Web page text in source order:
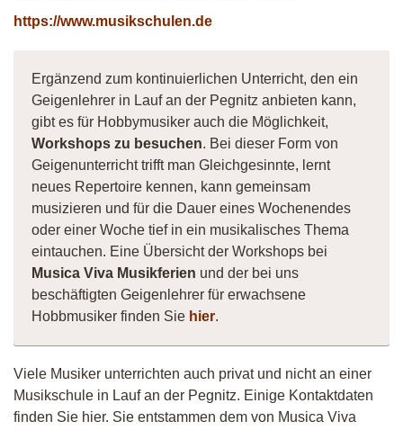
https://www.musikschulen.de
Ergänzend zum kontinuierlichen Unterricht, den ein
Geigenlehrer in Lauf an der Pegnitz anbieten kann,
gibt es für Hobbymusiker auch die Möglichkeit,
Workshops zu besuchen. Bei dieser Form von
Geigenunterricht trifft man Gleichgesinnte, lernt
neues Repertoire kennen, kann gemeinsam
musizieren und für die Dauer eines Wochenendes
oder einer Woche tief in ein musikalisches Thema
eintauchen. Eine Übersicht der Workshops bei
Musica Viva Musikferien und der bei uns
beschäftigten Geigenlehrer für erwachsene
Hobbmusiker finden Sie hier.
Viele Musiker unterrichten auch privat und nicht an einer
Musikschule in Lauf an der Pegnitz. Einige Kontaktdaten
finden Sie hier. Sie entstammen dem von Musica Viva